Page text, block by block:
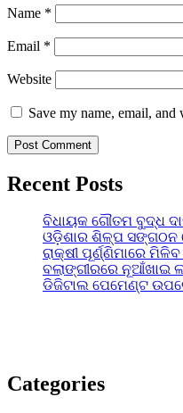
Name *
Email *
Website
Save my name, email,
Recent Posts
ବିଧାୟକ ଗୌତମ ବୁଦ୍ଧ
ଓଡ଼ିଶାର ଶିଳ୍ପ ସଙ୍ଗଠନ
ରାକ୍ଷୀ ପୂର୍ଣ୍ଣିମାରେ
ବଲାଙ୍ଗୀରରେ ନୂଆଁଖାଇ
ଡିଜିଟାଲ ପେମେଣ୍ଟ
Categories